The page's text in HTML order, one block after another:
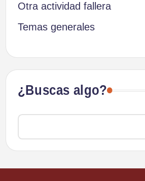
Otra actividad fallera
Temas generales
¿Buscas algo?